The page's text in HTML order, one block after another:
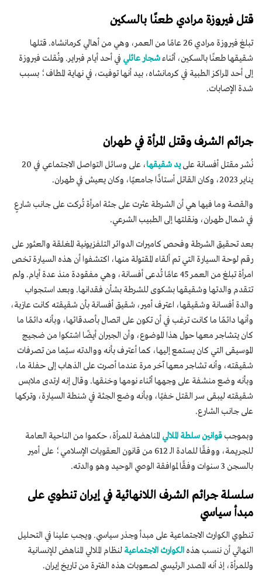
قتل فيروزة مرادي طعنًا بالسكين
تبلغ فيروزة مرادي 26 عامًا من العمر، وهي من أهالي كرمانشاه. قتلها
شقيقها طعنًا بالسكين، أثناءشجار عائلي في أحد أيام فبراير. ونُقلت فيروزة
إلى أحد المراكز الطبية في كرمانشاه، بيد أنها توفيت، في نهاية المطاف؛ بسبب
شدة الإصابات.
جرائم الشرف وقتل المرأة في طهران
نُشر مقتل أفسانة علىيد شقيقها
، على وسائل التواصل الاجتماعي في 20
يناير 2023، وكان القاتل أستاذًا جامعيًا، وكان يعيش في طهران.
والقصة وما فيها هي أن الشرطة عثرت على جثة امرأة تُركت على جانب شارعٍ
في شمال طهران، ونقلتها إلى الطبيب الشرعي.
بعد تحقيق الشرطة وفحص كاميرات الدوائر التلفزيونية المغلقة والعثور على
رقم لوحة السيارة التي تم ألقاء المقتولة منها، اكتشفوا أن هذه السيارة تخص
امرأة تبلغ من العمر 45 عامًا تُدعى أفسانة، وهي مفقودة منذ عدة أيام. ولم
تتقدم والدتها وشقيقها بشكوى للشرطة بشأن فقدانها. وبعد استجواب
والدة أفسانة وشقيقها، اعترف أمير، شقيق أفسانة بأن شقيقته كانت عازبة،
وأنها دائمًا ما كانت ترغب في أن تكون على اتصال بأصدقائها، وبأنه دائمًا ما
كان يتشاجر معها حول هذا الموضوع، وأن الجيران أيضًا اشتكوا من ضجيج
الموسيقى التي كان يستمع إليها، كما أعترف بأنه ووالدته سئِما من تصرفات
شقيقته، وأنه تشاجر معها آخر مرة عندما أصرت على الذهاب إلى حفلة ما،
وبأنه وضع منشفة على وجهها أثناء نومها وخنقها. وقال إنه ارتدى ملابس
شقيقته ليبقى سر القتل خفيًا، وبأنه وضع الجثة في شنطة السيارة، وتركها
على جانب الشارع.
وبموجب قوانين سلطة الملالي المناهضة للمرأة، حكموا من الناحية العامة
للجريمة، ووفقًا للمادة الـ 612 من قانون العقوبات الإسلامي؛ على أمير
بالسجن 3 سنوات وفقًا لموافقة الوصي الوحيد وهو والدته.
سلسلة جرائم الشرف اللانهائية في إيران تنطوي على
مبدأ سياسي
تنطوي الكوارث الاجتماعية على مبدأ وجذر سياسي. ويجب علينا في التحليل
النهائي أن ننسب هذه الكوارث الاجتماعية لنظام الملالي المناهض للإنسانية
وللمرأة، إذ أنه المصدر الرئيسي لصعوبات هذه الفترة من تاريخ إيران.